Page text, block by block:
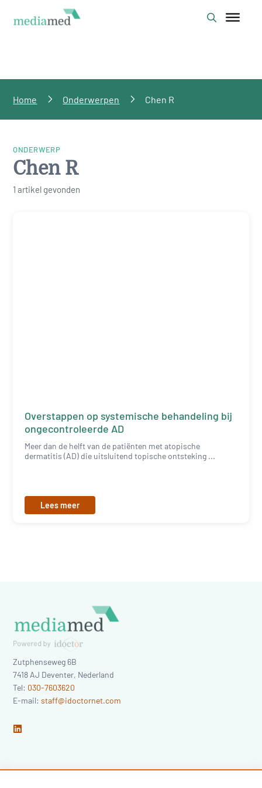
Home Onderwerpen Chen R
ONDERWERP
Chen R
1 artikel gevonden
Overstappen op systemische behandeling bij
ongecontroleerde AD
Meer dan de helft van de patiënten met atopische
dermatitis (AD) die uitsluitend topische ontsteking ...
Lees meer
Zutphenseweg 6B
7418 AJ Deventer, Nederland
Tel: 030-7603620
E-mail:staff@idoctornet.com